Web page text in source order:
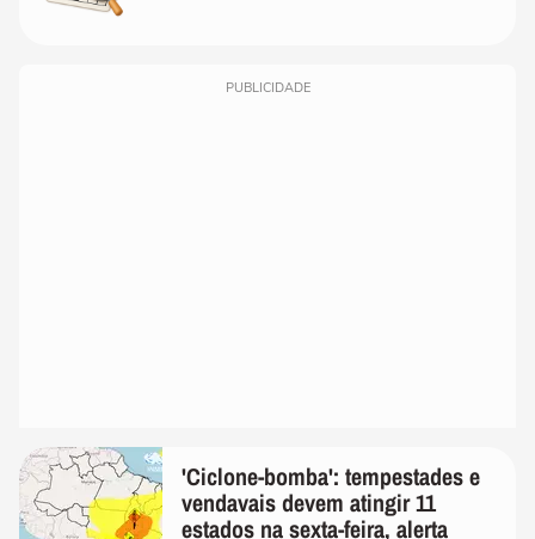
PUBLICIDADE
'Ciclone-bomba': tempestades e
vendavais devem atingir 11
estados na sexta-feira, alerta